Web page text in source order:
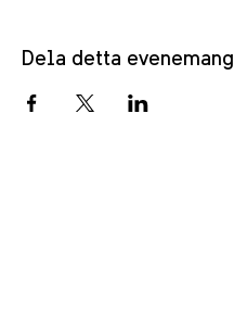
Dela detta evenemang